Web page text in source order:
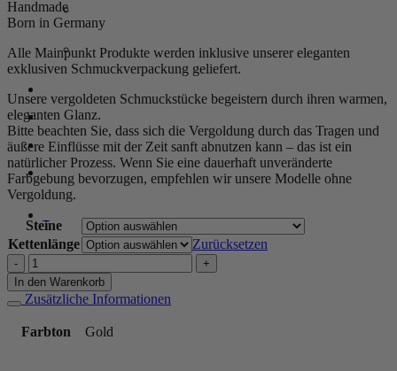
Warenkorb /0,00 € 0
Handmade
Born in Germany
Alle Mainpunkt Produkte werden inklusive unserer eleganten
exklusiven Schmuckverpackung geliefert.
Unsere vergoldeten Schmuckstücke begeistern durch ihren warmen,
eleganten Glanz.
Bitte beachten Sie, dass sich die Vergoldung durch das Tragen und
äußere Einflüsse mit der Zeit sanft abnutzen kann – das ist ein
natürlicher Prozess. Wenn Sie eine dauerhaft unveränderte
Farbgebung bevorzugen, empfehlen wir unsere Modelle ohne
Vergoldung.
Steine
Kettenlänge
Zurücksetzen
Kette
"FLEUR
MULTICOLOR"
mit
Edelstein
aus
In den Warenkorb
Zusätzliche Informationen
Farbton Gold